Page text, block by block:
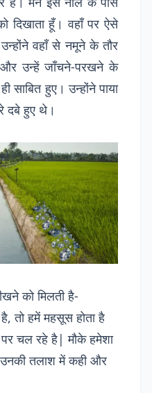
हूँ। वहाँ पर ऐसे
वहाँ से नमूने के तौर
और उन्हें जाँचने-परखने के
साबित हुए। उन्होंने पाया
दबे हुए थे।
को मिलती है-
है, तो हमें महसूस होता है
पर चल रहे है| मौके हमेशा
उनकी तलाश में कही और